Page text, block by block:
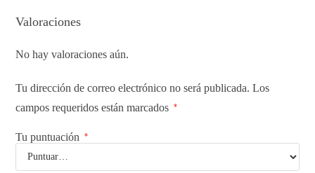
Valoraciones
No hay valoraciones aún.
Tu dirección de correo electrónico no será publicada. Los
campos requeridos están marcados
*
Tu puntuación *